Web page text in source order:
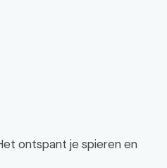
ontspant je spieren en